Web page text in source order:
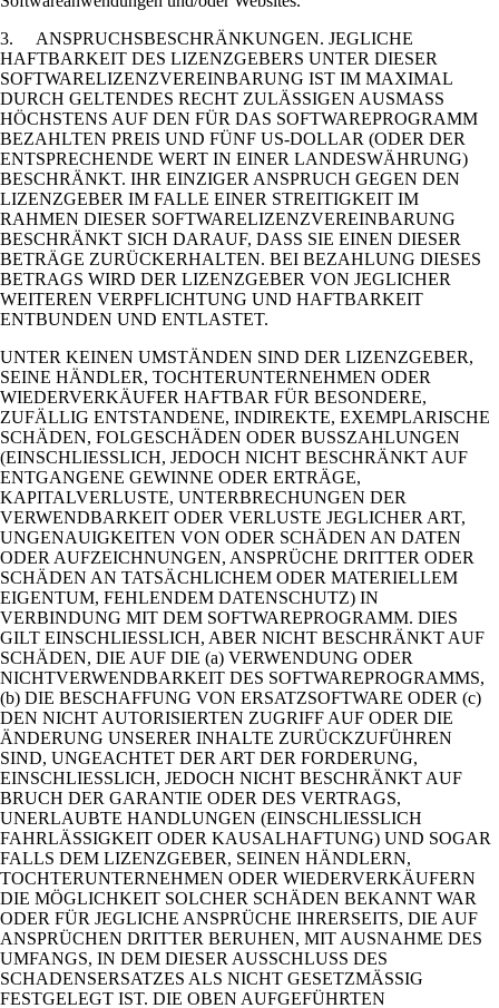
3. ANSPRUCHSBESCHRÄNKUNGEN. JEGLICHE
HAFTBARKEIT DES LIZENZGEBERS UNTER DIESER
SOFTWARELIZENZVEREINBARUNG IST IM MAXIMAL
DURCH GELTENDES RECHT ZULÄSSIGEN AUSMASS
HÖCHSTENS AUF DEN FÜR DAS SOFTWAREPROGRAMM
BEZAHLTEN PREIS UND FÜNF US-DOLLAR (ODER DER
ENTSPRECHENDE WERT IN EINER LANDESWÄHRUNG)
BESCHRÄNKT. IHR EINZIGER ANSPRUCH GEGEN DEN
LIZENZGEBER IM FALLE EINER STREITIGKEIT IM
RAHMEN DIESER SOFTWARELIZENZVEREINBARUNG
BESCHRÄNKT SICH DARAUF, DASS SIE EINEN DIESER
BETRÄGE ZURÜCKERHALTEN. BEI BEZAHLUNG DIESES
BETRAGS WIRD DER LIZENZGEBER VON JEGLICHER
WEITEREN VERPFLICHTUNG UND HAFTBARKEIT
ENTBUNDEN UND ENTLASTET.
UNTER KEINEN UMSTÄNDEN SIND DER LIZENZGEBER,
SEINE HÄNDLER, TOCHTERUNTERNEHMEN ODER
WIEDERVERKÄUFER HAFTBAR FÜR BESONDERE,
ZUFÄLLIG ENTSTANDENE, INDIREKTE, EXEMPLARISCHE
SCHÄDEN, FOLGESCHÄDEN ODER BUSSZAHLUNGEN
(EINSCHLIESSLICH, JEDOCH NICHT BESCHRÄNKT AUF
ENTGANGENE GEWINNE ODER ERTRÄGE,
KAPITALVERLUSTE, UNTERBRECHUNGEN DER
VERWENDBARKEIT ODER VERLUSTE JEGLICHER ART,
UNGENAUIGKEITEN VON ODER SCHÄDEN AN DATEN
ODER AUFZEICHNUNGEN, ANSPRÜCHE DRITTER ODER
SCHÄDEN AN TATSÄCHLICHEM ODER MATERIELLEM
EIGENTUM, FEHLENDEM DATENSCHUTZ) IN
VERBINDUNG MIT DEM SOFTWAREPROGRAMM. DIES
GILT EINSCHLIESSLICH, ABER NICHT BESCHRÄNKT AUF
SCHÄDEN, DIE AUF DIE (a) VERWENDUNG ODER
NICHTVERWENDBARKEIT DES SOFTWAREPROGRAMMS,
(b) DIE BESCHAFFUNG VON ERSATZSOFTWARE ODER (c)
DEN NICHT AUTORISIERTEN ZUGRIFF AUF ODER DIE
ÄNDERUNG UNSERER INHALTE ZURÜCKZUFÜHREN
SIND, UNGEACHTET DER ART DER FORDERUNG,
EINSCHLIESSLICH, JEDOCH NICHT BESCHRÄNKT AUF
BRUCH DER GARANTIE ODER DES VERTRAGS,
UNERLAUBTE HANDLUNGEN (EINSCHLIESSLICH
FAHRLÄSSIGKEIT ODER KAUSALHAFTUNG) UND SOGAR
FALLS DEM LIZENZGEBER, SEINEN HÄNDLERN,
TOCHTERUNTERNEHMEN ODER WIEDERVERKÄUFERN
DIE MÖGLICHKEIT SOLCHER SCHÄDEN BEKANNT WAR
ODER FÜR JEGLICHE ANSPRÜCHE IHRERSEITS, DIE AUF
ANSPRÜCHEN DRITTER BERUHEN, MIT AUSNAHME DES
UMFANGS, IN DEM DIESER AUSSCHLUSS DES
SCHADENSERSATZES ALS NICHT GESETZMÄSSIG
FESTGELEGT IST. DIE OBEN AUFGEFÜHRTEN